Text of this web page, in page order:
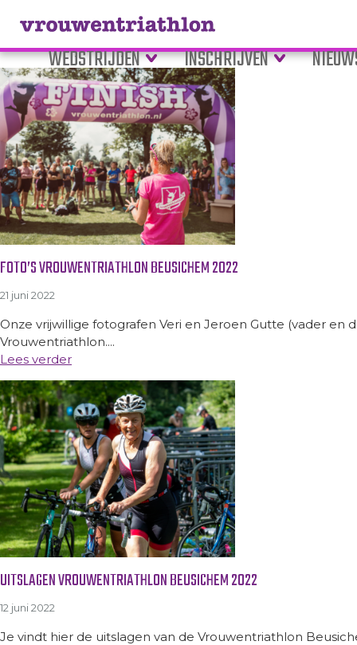
WEDSTRIJDEN INSCHRIJVEN
Tag Archive:
FOTO’S VROUWENTRIATHLON BEUSICHEM 2022
21 juni 2022
Onze vrijwillige fotografen Veri en Jeroen Gutte (vader en
Vrouwentriathlon....
Lees verder
UITSLAGEN VROUWENTRIATHLON BEUSICHEM 2022
12 juni 2022
Je vindt hier de uitslagen van de Vrouwentriathlon